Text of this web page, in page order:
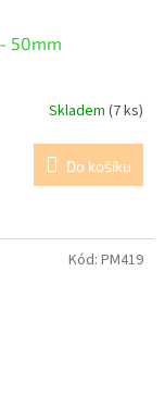
50mm
Skladem (7 ks)
Do košíku
Kód: PM419